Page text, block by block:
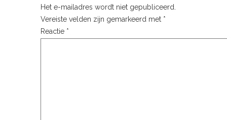
Het e-mailadres wordt niet gepubliceerd.
Vereiste velden zijn gemarkeerd met *
Reactie *